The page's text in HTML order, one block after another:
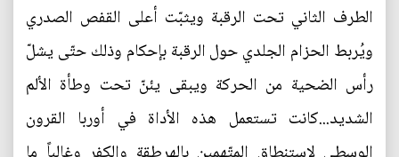
الطرف الثاني تحت الرقبة ويثبّت أعلى القفص الصدري
ويُربط الحزام الجلدي حول الرقبة بإحكام وذلك حتّى يشلّ
رأس الضحية من الحركة ويبقى يئنّ تحت وطأة الألم
الشديد...كانت تستعمل هذه الأداة في أوربا القرون